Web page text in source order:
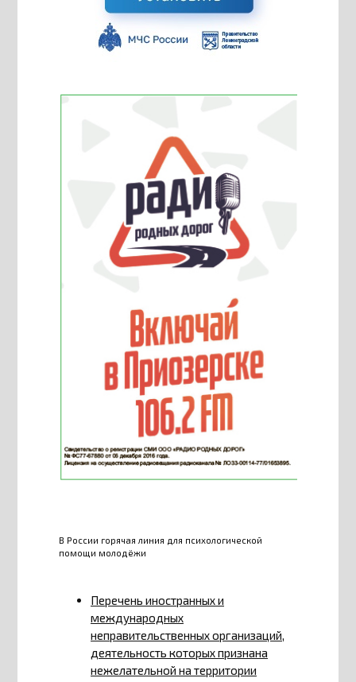
В России горячая линия для психологической
помощи молодёжи
Перечень иностранных и
международных
неправительственных организаций,
деятельность которых признана
нежелательной на территории